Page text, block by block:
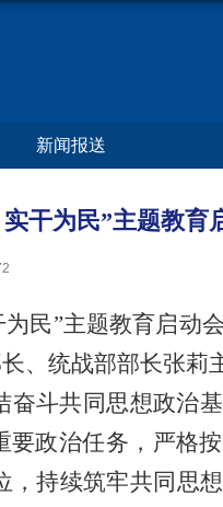
新闻报送
干为民”主题教育
民”主题教育启动
、统战部部长张莉
斗共同思想政治
政治任务，严格
持续筑牢共同思